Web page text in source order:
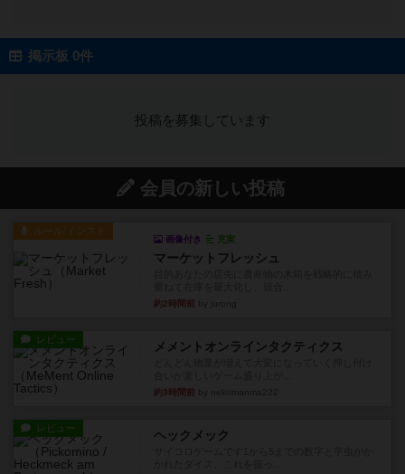
掲示板 0件
投稿を募集しています
会員の新しい投稿
ルール/インスト
画像付き 充実
マーケットフレッシュ
約2時間前
レビュー メメントオンラインタクティクス
約3時間前
レビュー ヘックメック